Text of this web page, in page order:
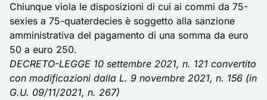
Chiunque viola le disposizioni di cui ai commi da 75-
sexies a 75-quaterdecies è soggetto alla sanzione
amministrativa del pagamento di una somma da euro
50 a euro 250.
DECRETO-LEGGE 10 settembre 2021, n. 121 convertito
con modificazioni dalla L. 9 novembre 2021, n. 156 (in
G.U. 09/11/2021, n. 267)